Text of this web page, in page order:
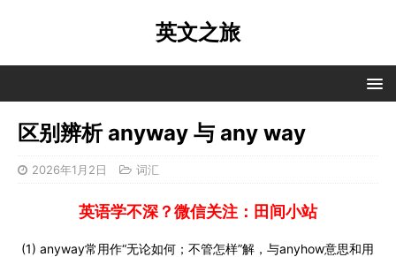
英文之旅
区别辨析 anyway 与 any way
2026年1月2日 词汇
英语学不深？微信关注：田间小站
(1) anyway常用作“无论如何；不管怎样”解，与anyhow意思和用